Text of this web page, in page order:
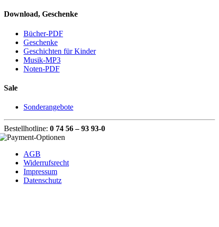
Download, Geschenke
Bücher-PDF
Geschenke
Geschichten für Kinder
Musik-MP3
Noten-PDF
Sale
Sonderangebote
Bestellhotline: 0 74 56 – 93 93-0
AGB
Widerrufsrecht
Impressum
Datenschutz